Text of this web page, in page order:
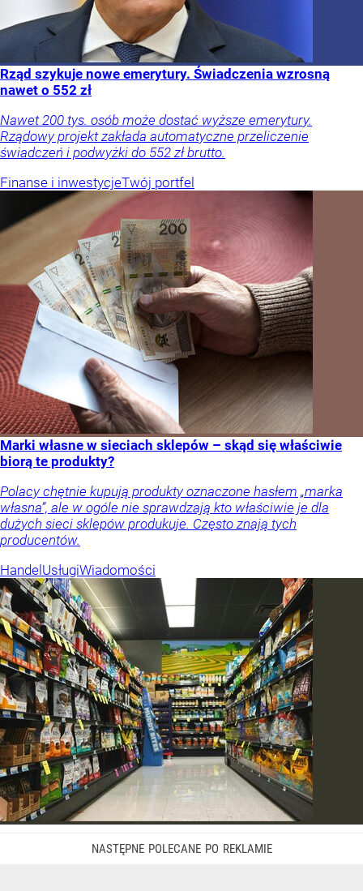
Rząd szykuje nowe emerytury. Świadczenia wzrosną
nawet o 552 zł
Nawet 200 tys. osób może dostać wyższe emerytury.
Rządowy projekt zakłada automatyczne przeliczenie
świadczeń i podwyżki do 552 zł brutto.
Finanse i inwestycjeTwój portfel
Marki własne w sieciach sklepów – skąd się właściwie
biorą te produkty?
Polacy chętnie kupują produkty oznaczone hasłem „marka
własna”, ale w ogóle nie sprawdzają kto właściwie je dla
dużych sieci sklepów produkuje. Często znają tych
producentów.
HandelUsługiWiadomości